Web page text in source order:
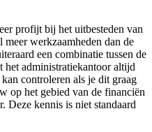
profijt bij het uitbesteden van
werkzaamheden dan de
een combinatie tussen de
het administratiekantoor altijd
controleren als je dit graag
op het gebied van de financiën
Deze kennis is niet standaard